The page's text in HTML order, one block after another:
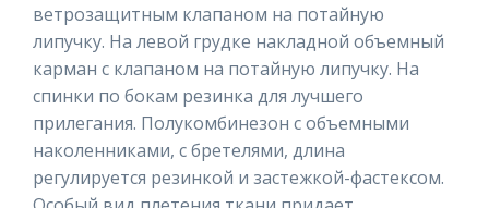
ветрозащитным клапаном на потайную
липучку. На левой грудке накладной объемный
карман с клапаном на потайную липучку. На
спинки по бокам резинка для лучшего
прилегания. Полукомбинезон с объемными
наколенниками, с бретелями, длина
регулируется резинкой и застежкой-фастексом.